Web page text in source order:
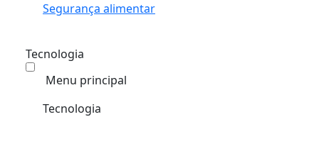
Segurança alimentar
Tecnologia
Menu principal
Tecnologia